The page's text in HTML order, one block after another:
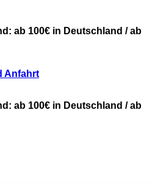
ab 100€ in Deutschland / ab
Anfahrt
ab 100€ in Deutschland / ab